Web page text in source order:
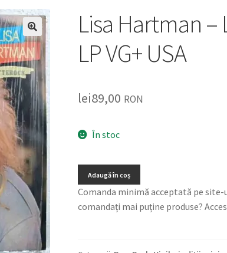
🔍
Lisa Hartman –
LP VG+ USA
lei89,00 RON
În stoc
Adaugă în coș
Comanda minimă acceptată pe site-
comandați mai puține produse?